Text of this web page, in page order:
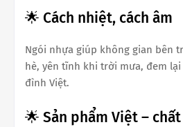
🌟 Cách nhiệt, cách âm
Ngói nhựa giúp không gian bên
hè, yên tĩnh khi trời mưa, đem
đình Việt.
🌟 Sản phẩm Việt –